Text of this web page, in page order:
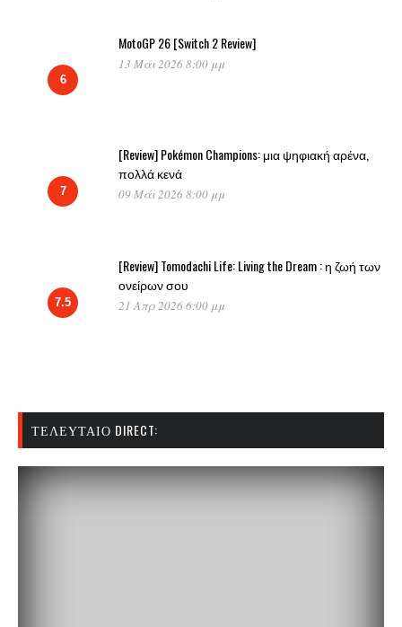
6
MotoGP 26 [Switch 2 Review]
13 Μάι 2026 8:00 μμ
7
[Review] Pokémon Champions: μια ψηφιακή αρένα,
πολλά κενά
09 Μάι 2026 8:00 μμ
7.5
[Review] Tomodachi Life: Living the Dream : η ζωή των
ονείρων σου
21 Απρ 2026 6:00 μμ
ΤΕΛΕΥΤΑΊΟ DIRECT: